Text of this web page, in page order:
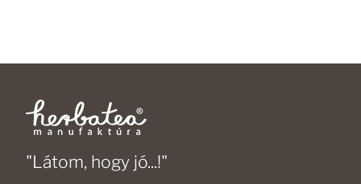
"Látom, hogy jó...!"